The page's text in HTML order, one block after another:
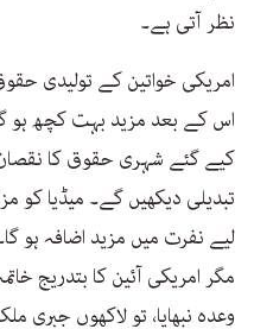
نظر آتی ہے۔
امریکی خواتین کے تولیدی
اس کے بعد مزید بہت کچھ ہو
کیے گئے شہری حقوق کا
تبدیلی دیکھیں گے۔ میڈیا کو
لیے نفرت میں مزید اضافہ ہو
مگر امریکی آئین کا بتدریج